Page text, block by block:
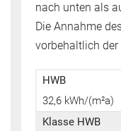
nach unten als
Die Annahme
vorbehaltlich
HWB
32,6 kWh/(m²a)
Klasse HWB